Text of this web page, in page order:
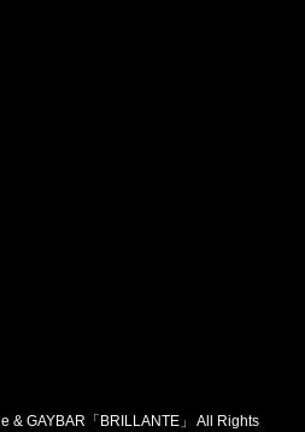
& GAYBAR「BRILLANTE」 All Rights